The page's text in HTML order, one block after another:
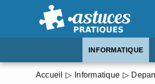
INFORMATIQUE
Accueil Informatique